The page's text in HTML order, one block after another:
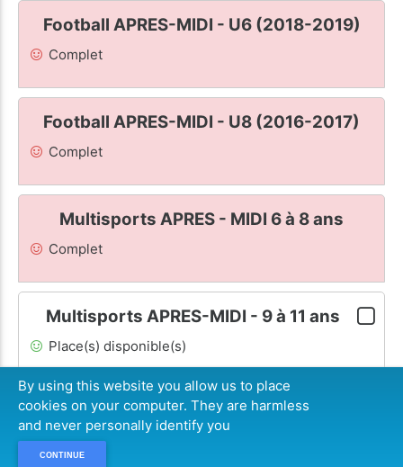
Football APRES-MIDI - U6 (2018-2019)
Complet
Football APRES-MIDI - U8 (2016-2017)
Complet
Multisports APRES - MIDI 6 à 8 ans
Complet
Multisports APRES-MIDI - 9 à 11 ans
Place(s) disponible(s)
CONTINUER 182€
By using this website you allow us to place
cookies on your computer. They are harmless
and never personally identify you
CONTINUE